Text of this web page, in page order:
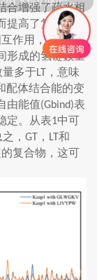
合增强了疏水相
高了复合物的
作用，研究者
形成的氢键数量
量多于LT
，意味
配体结合能的变
由能值(Gbind)表
定。从表1中可
， GT ， LT 和
复合物，这可